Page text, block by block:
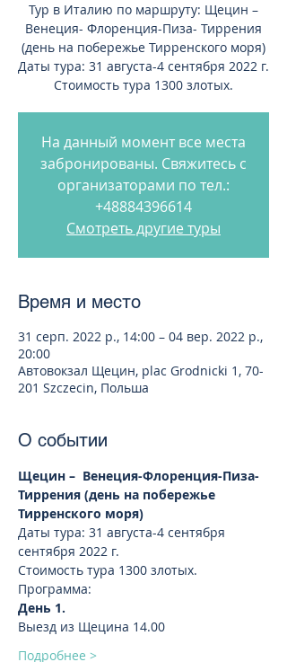
Тур в Италию по маршруту: Щецин –
Венеция- Флоренция-Пиза- Тиррения
(день на побережье Тирренского моря)
Даты тура: 31 августа-4 сентября 2022 г.
Стоимость тура 1300 злотых.
На данный момент все места
забронированы. Свяжитесь с
организаторами по тел.:
+48884396614
Смотреть другие туры
Время и место
31 серп. 2022 р., 14:00 – 04 вер. 2022 р.,
20:00
Автовокзал Щецин, plac Grodnicki 1, 70-
201 Szczecin, Польша
О событии
Щецин –  Венеция-Флоренция-Пиза-
Тиррения (день на побережье
Тирренского моря)
Даты тура: 31 августа-4 сентября
сентября 2022 г.
Стоимость тура 1300 злотых.
Программа:
День 1.
Выезд из Щецина 14.00
Подробнее >